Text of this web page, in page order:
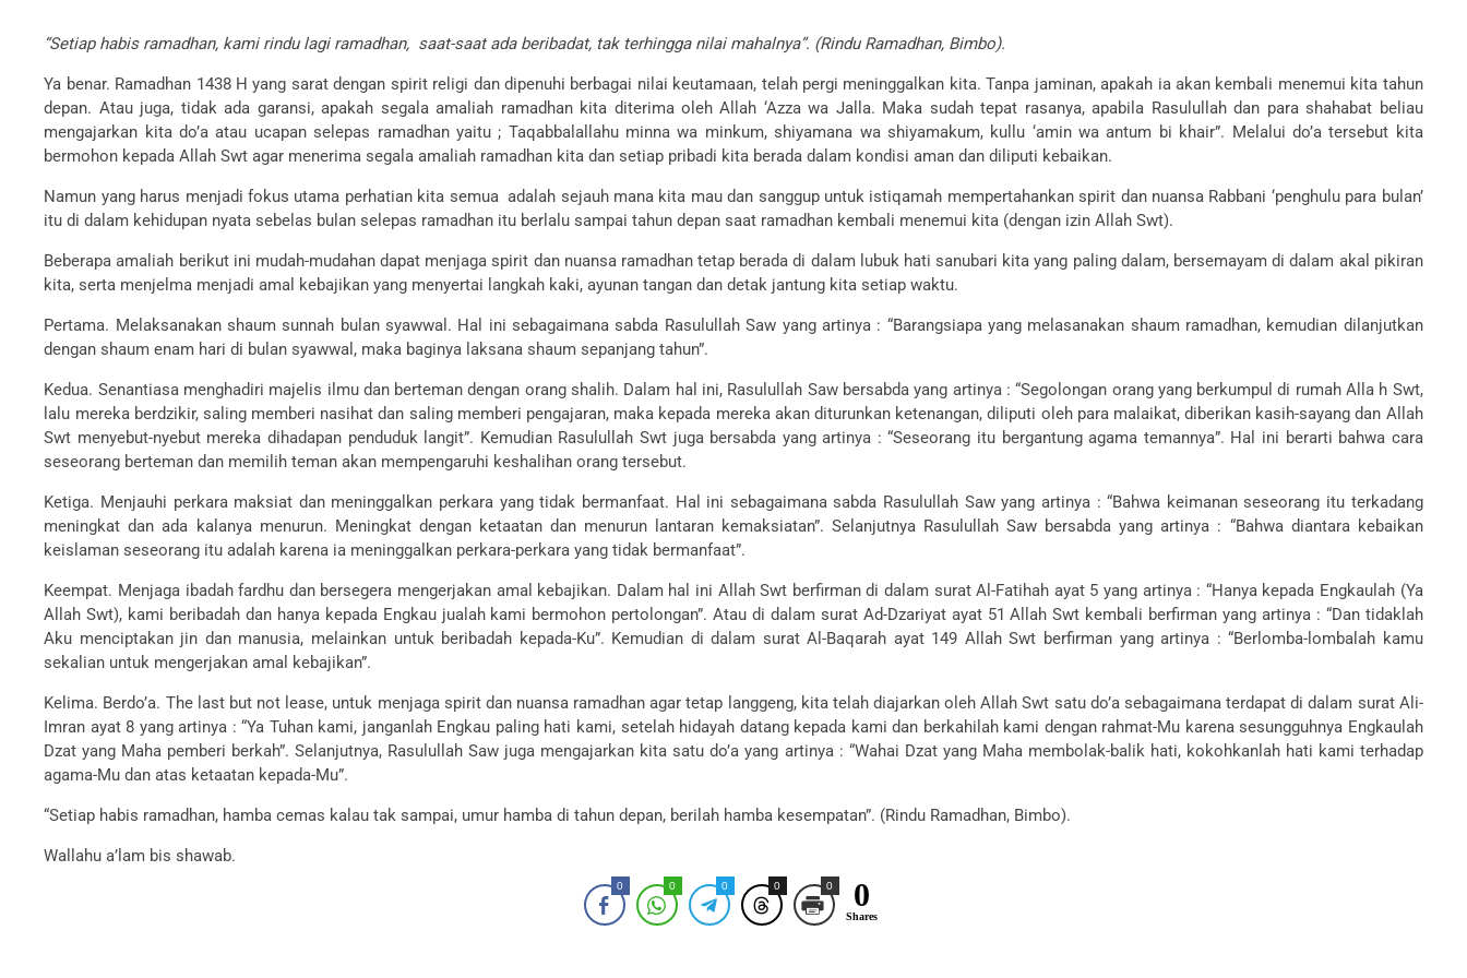
“Setiap habis ramadhan, kami rindu lagi ramadhan, saat-saat ada beribadat, tak terhingga nilai mahalnya”. (Rindu Ramadhan, Bimbo).
Ya benar. Ramadhan 1438 H yang sarat dengan spirit religi dan dipenuhi berbagai nilai keutamaan, telah pergi meninggalkan kita. Tanpa jaminan, apakah ia akan kembali menemui kita tahun
depan. Atau juga, tidak ada garansi, apakah segala amaliah ramadhan kita diterima oleh Allah ‘Azza wa Jalla. Maka sudah tepat rasanya, apabila Rasulullah dan para shahabat beliau
mengajarkan kita do’a atau ucapan selepas ramadhan yaitu ; Taqabbalallahu minna wa minkum, shiyamana wa shiyamakum, kullu ‘amin wa antum bi khair”. Melalui do’a tersebut kita
bermohon kepada Allah Swt agar menerima segala amaliah ramadhan kita dan setiap pribadi kita berada dalam kondisi aman dan diliputi kebaikan.
Namun yang harus menjadi fokus utama perhatian kita semua adalah sejauh mana kita mau dan sanggup untuk istiqamah mempertahankan spirit dan nuansa Rabbani ‘penghulu para bulan’
itu di dalam kehidupan nyata sebelas bulan selepas ramadhan itu berlalu sampai tahun depan saat ramadhan kembali menemui kita (dengan izin Allah Swt).
Beberapa amaliah berikut ini mudah-mudahan dapat menjaga spirit dan nuansa ramadhan tetap berada di dalam lubuk hati sanubari kita yang paling dalam, bersemayam di dalam akal pikiran
kita, serta menjelma menjadi amal kebajikan yang menyertai langkah kaki, ayunan tangan dan detak jantung kita setiap waktu.
Pertama. Melaksanakan shaum sunnah bulan syawwal. Hal ini sebagaimana sabda Rasulullah Saw yang artinya : “Barangsiapa yang melasanakan shaum ramadhan, kemudian dilanjutkan
dengan shaum enam hari di bulan syawwal, maka baginya laksana shaum sepanjang tahun”.
Kedua. Senantiasa menghadiri majelis ilmu dan berteman dengan orang shalih. Dalam hal ini, Rasulullah Saw bersabda yang artinya : “Segolongan orang yang berkumpul di rumah Alla h Swt,
lalu mereka berdzikir, saling memberi nasihat dan saling memberi pengajaran, maka kepada mereka akan diturunkan ketenangan, diliputi oleh para malaikat, diberikan kasih-sayang dan Allah
Swt menyebut-nyebut mereka dihadapan penduduk langit”. Kemudian Rasulullah Swt juga bersabda yang artinya : “Seseorang itu bergantung agama temannya”. Hal ini berarti bahwa cara
seseorang berteman dan memilih teman akan mempengaruhi keshalihan orang tersebut.
Ketiga. Menjauhi perkara maksiat dan meninggalkan perkara yang tidak bermanfaat. Hal ini sebagaimana sabda Rasulullah Saw yang artinya : “Bahwa keimanan seseorang itu terkadang
meningkat dan ada kalanya menurun. Meningkat dengan ketaatan dan menurun lantaran kemaksiatan”. Selanjutnya Rasulullah Saw bersabda yang artinya : “Bahwa diantara kebaikan
keislaman seseorang itu adalah karena ia meninggalkan perkara-perkara yang tidak bermanfaat”.
Keempat. Menjaga ibadah fardhu dan bersegera mengerjakan amal kebajikan. Dalam hal ini Allah Swt berfirman di dalam surat Al-Fatihah ayat 5 yang artinya : “Hanya kepada Engkaulah (Ya
Allah Swt), kami beribadah dan hanya kepada Engkau jualah kami bermohon pertolongan”. Atau di dalam surat Ad-Dzariyat ayat 51 Allah Swt kembali berfirman yang artinya : “Dan tidaklah
Aku menciptakan jin dan manusia, melainkan untuk beribadah kepada-Ku”. Kemudian di dalam surat Al-Baqarah ayat 149 Allah Swt berfirman yang artinya : “Berlomba-lombalah kamu
sekalian untuk mengerjakan amal kebajikan”.
Kelima. Berdo’a. The last but not lease, untuk menjaga spirit dan nuansa ramadhan agar tetap langgeng, kita telah diajarkan oleh Allah Swt satu do’a sebagaimana terdapat di dalam surat Ali-
Imran ayat 8 yang artinya : “Ya Tuhan kami, janganlah Engkau paling hati kami, setelah hidayah datang kepada kami dan berkahilah kami dengan rahmat-Mu karena sesungguhnya Engkaulah
Dzat yang Maha pemberi berkah”. Selanjutnya, Rasulullah Saw juga mengajarkan kita satu do’a yang artinya : “Wahai Dzat yang Maha membolak-balik hati, kokohkanlah hati kami terhadap
agama-Mu dan atas ketaatan kepada-Mu”.
“Setiap habis ramadhan, hamba cemas kalau tak sampai, umur hamba di tahun depan, berilah hamba kesempatan”. (Rindu Ramadhan, Bimbo).
Wallahu a’lam bis shawab.
0 0 0 0 0 0
Shares